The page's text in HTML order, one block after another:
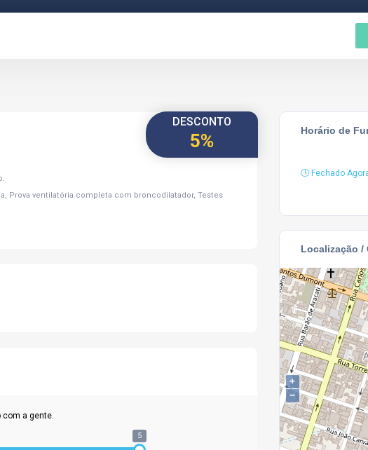
DESCONTO
5%
Prova ventilatória completa com broncodilatador, Testes
a gente.
5
Horário de
Fechado
Localização /
+
−